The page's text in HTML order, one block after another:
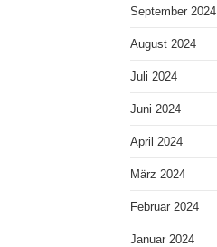
September 2024
August 2024
Juli 2024
Juni 2024
April 2024
März 2024
Februar 2024
Januar 2024